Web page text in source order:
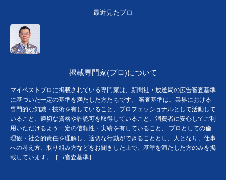
最近見たプロ
掲載専門家(プロ)について
マイベストプロに掲載されている専門家は、新聞社・放送局の広告審査基準
に基づいた一定の基準を満たした方たちです。 審査基準は、業界における
専門的な知識・技術を有していること、プロフェッショナルとして活動して
いること、適切な資格や許認可を取得していること、消費者に安心してご利
用いただけるよう一定の信頼性・実績を有していること、 プロとしての倫
理観・社会的責任を理解し、適切な行動ができることとし、人となり、仕事
への考え方、取り組み方などをお聞きした上で、基準を満たした方のみを掲
載しています。［→審査基準］